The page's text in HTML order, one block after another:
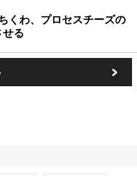
くわ、プロセスチーズの
る